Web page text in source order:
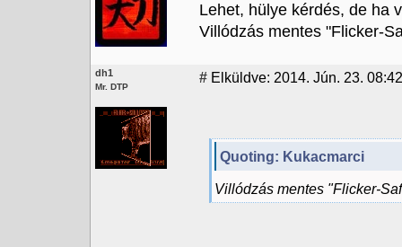
Lehet, hülye kérdés, de ha
Villódzás mentes "Flicker-
dh1
Mr. DTP
# Elküldve: 2014. Jún. 23.
Quoting: Kukacmarci
Villódzás mentes "Flicker-